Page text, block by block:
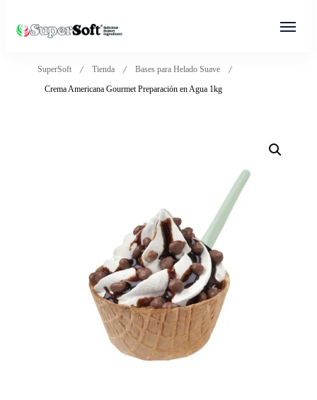
SuperSoft Tienda
Bases para Helado Suave
Crema Americana Gourmet Preparación en Agua 1kg